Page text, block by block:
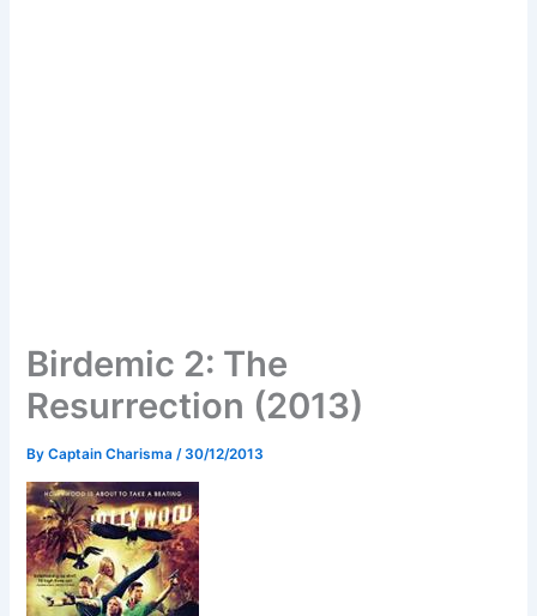
Birdemic 2: The
Resurrection (2013)
ByCaptain Charisma /30/12/2013